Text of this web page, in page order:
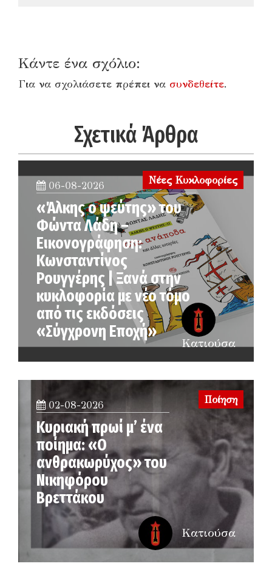
Κάντε ένα σχόλιο:
Για να σχολιάσετε πρέπει να συνδεθείτε.
Σχετικά Άρθρα
Νέες Κυκλοφορίες
06-08-2026
«Άλκης ο ψεύτης» του
Φώντα Λάδη –
Εικονογράφηση:
Κωνσταντίνος
Ρουγγέρης | Ξανά στην
κυκλοφορία με νέο τόμο
από τις εκδόσεις
«Σύγχρονη Εποχή»
Κατιούσα
02-08-2026
Κυριακή πρωί μ’ ένα
ποίημα: «Ο
ανθρακωρύχος» του
Νικηφόρου
Βρεττάκου
Ποίηση
Κατιούσα